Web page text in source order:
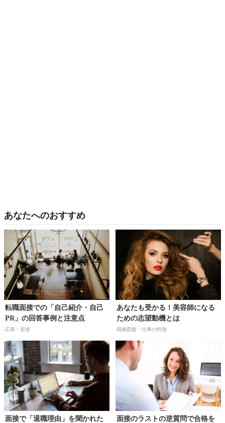
あなたへのおすすめ
転職面接での「自己紹介・自己
PR」の回答事例と注意点
応募・面接
あなたも受かる！美容師になる
ための志望動機とは
職種図鑑・仕事の特徴
面接で「退職理由」を聞かれた
面接のラストの逆質問で合格を